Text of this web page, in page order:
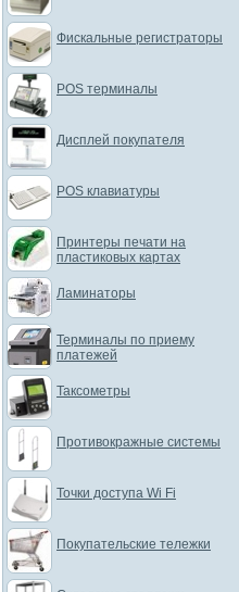
Фискальные регистраторы
POS терминалы
Дисплей покупателя
POS клавиатуры
Принтеры печати на
пластиковых картах
Ламинаторы
Терминалы по приему
платежей
Таксометры
Противокражные системы
Точки доступа Wi Fi
Покупательские тележки